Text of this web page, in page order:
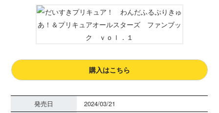
購入はこちら
発売日
2024/03/21